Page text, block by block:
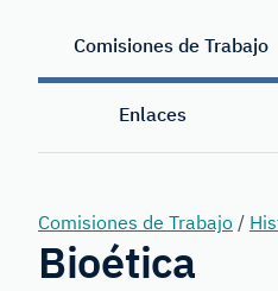
International
Society
Forensic
Comisiones de Trabajo
Enlaces
Comisiones de Trabajo /
Bioética